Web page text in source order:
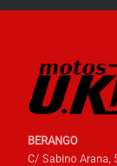
BERANGO
C/ Sabino Arana,